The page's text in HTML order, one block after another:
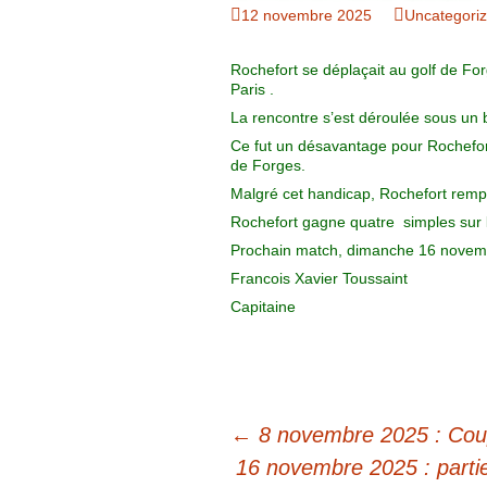
Organigramme
Commission Loisirs
Commission Sportive
Trophée
Avril
Mai
Juin
12 novembre 2025
Rochefort se déplaçait au golf de
Paris .
La rencontre s’est déroulée sous un
Ce fut un désavantage pour
de Forges.
Malgré cet handicap, Rochefort
Rochefort gagne quatre simples sur
Prochain match, dimanche 16
Francois Xavier Toussaint
Capitaine
← 8 novembre 2025 :
16 novembre 2025 :